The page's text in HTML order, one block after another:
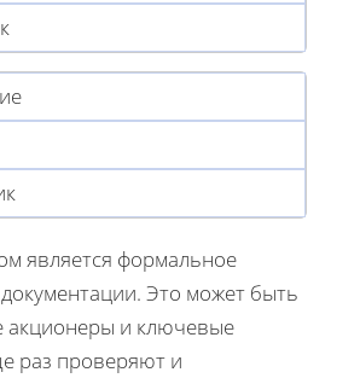
является формальное
Это может быть
акционеры и ключевые
раз проверяют и